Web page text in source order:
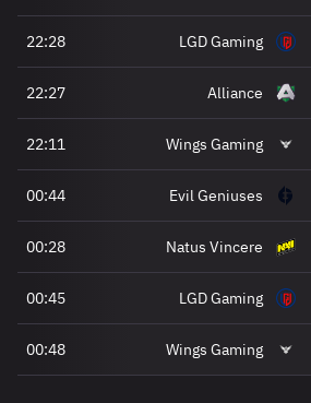
22:28 LGD Gaming
22:27 Alliance
22:11 Wings Gaming
00:44 Evil Geniuses
00:28 Natus Vincere
00:45 LGD Gaming
00:48 Wings Gaming